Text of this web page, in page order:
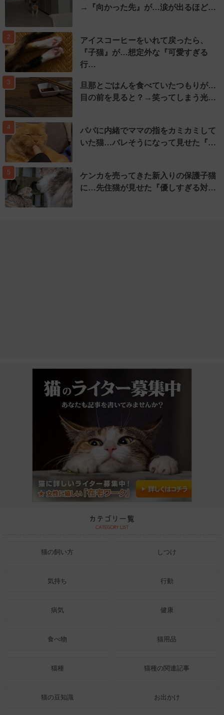
→『向かった先』が…涙が出るほど…
2
アイスコーヒーをいれて戻ったら、
『子猫』が…想定外な『可愛すぎる
行…
3
旦那とごはんを食べていたつもりが…
目の前を見ると？→笑ってしまう光…
4
パパに内緒でママの指をカミカミして
いた猫…バレそうになって見せた『…
5
ケンカを売ってきた新入りの保護子猫
に…先住猫が見せた『優しすぎる対…
猫の飼い方 しつけ
気持ち 行動
病気 健康
食べ物 猫用品
猫種 猫種の関連記事
猫の豆知識 お出かけ